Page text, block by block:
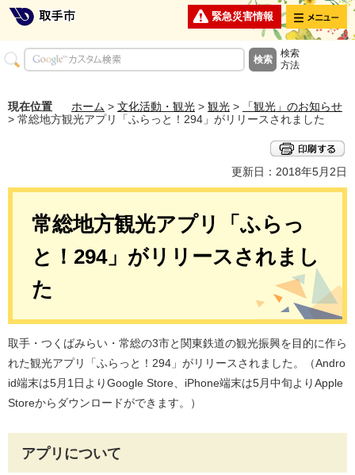
緊急災害情報 メニュー
検索
方法
現在位置 ホーム > 文化活動・観光 > 観光 >
「観光」のお知らせ
> 常総地方観光アプリ「ふらっと！294」がリリースされました
更新日：2018年5月2日
常総地方観光アプリ「ふらっ
と！294」がリリースされまし
た
取手・つくばみらい・常総の3市と関東鉄道の観光振興を目的に作ら
れた観光アプリ「ふらっと！294」がリリースされました。（Andro
id端末は5月1日よりGoogle Store、iPhone端末は5月中旬よりApple
Storeからダウンロードができます。）
アプリについて